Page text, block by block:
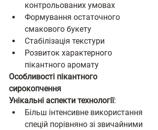
контрольованих умовах
Формування остаточного
смакового букету
Стабілізація текстури
Розвиток характерного
пікантного аромату
Особливості пікантного
сирокопчення
Унікальні аспекти технології:
Більш інтенсивне використання
спецій порівняно зі звичайними